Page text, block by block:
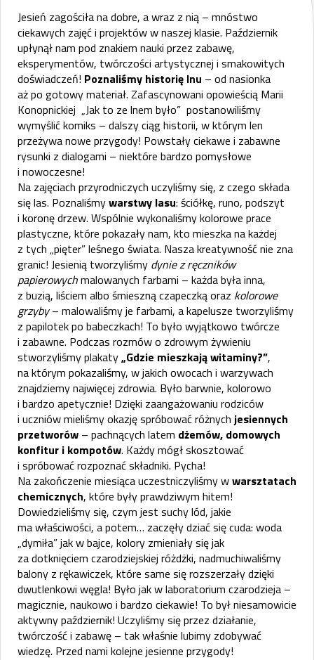
Jesień zagościła na dobre, a wraz z nią – mnóstwo
ciekawych zajęć i projektów w naszej klasie. Październik
upłynął nam pod znakiem nauki przez zabawę,
eksperymentów, twórczości artystycznej i smakowitych
doświadczeń! Poznaliśmy historię lnu – od nasionka
aż po gotowy materiał. Zafascynowani opowieścią Marii
Konopnickiej „Jak to ze lnem było” postanowiliśmy
wymyślić komiks – dalszy ciąg historii, w którym len
przeżywa nowe przygody! Powstały ciekawe i zabawne
rysunki z dialogami – niektóre bardzo pomysłowe
i nowoczesne!
Na zajęciach przyrodniczych uczyliśmy się, z czego składa
się las. Poznaliśmywarstwy lasu: ściółkę, runo, podszyt
i koronę drzew. Wspólnie wykonaliśmy kolorowe prace
plastyczne, które pokazały nam, kto mieszka na każdej
z tych „pięter” leśnego świata. Nasza kreatywność nie zna
granic! Jesienią tworzyliśmy dynie z ręczników
papierowychmalowanych farbami – każda była inna,
z buzią, liściem albo śmieszną czapeczką oraz kolorowe
grzyby– malowaliśmy je farbami, a kapelusze tworzyliśmy
z papilotek po babeczkach! To było wyjątkowo twórcze
i zabawne. Podczas rozmów o zdrowym żywieniu
stworzyliśmy plakaty„Gdzie mieszkają witaminy?”,
na którym pokazaliśmy, w jakich owocach i warzywach
znajdziemy najwięcej zdrowia. Było barwnie, kolorowo
i bardzo apetycznie! Dzięki zaangażowaniu rodziców
i uczniów mieliśmy okazję spróbować różnych jesiennych
przetworów – pachnących latem dżemów, domowych
konfitur i kompotów. Każdy mógł skosztować
i spróbować rozpoznać składniki. Pycha!
Na zakończenie miesiąca uczestniczyliśmy wwarsztatach
chemicznych, które były prawdziwym hitem!
Dowiedzieliśmy się, czym jest suchy lód, jakie
ma właściwości, a potem… zaczęły dziać się cuda: woda
„dymiła” jak w bajce, kolory zmieniały się jak
za dotknięciem czarodziejskiej różdżki, nadmuchiwaliśmy
balony z rękawiczek, które same się rozszerzały dzięki
dwutlenkowi węgla! Było jak w laboratorium czarodzieja –
magicznie, naukowo i bardzo ciekawie! To był niesamowicie
aktywny październik! Uczyliśmy się przez działanie,
twórczość i zabawę – tak właśnie lubimy zdobywać
wiedzę. Przed nami kolejne jesienne przygody!